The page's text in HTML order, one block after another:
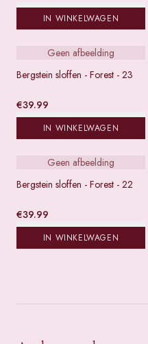
IN WINKELWAGEN
Geen afbeelding
Bergstein sloffen - Forest - 23
€39.99
IN WINKELWAGEN
Geen afbeelding
Bergstein sloffen - Forest - 22
€39.99
IN WINKELWAGEN